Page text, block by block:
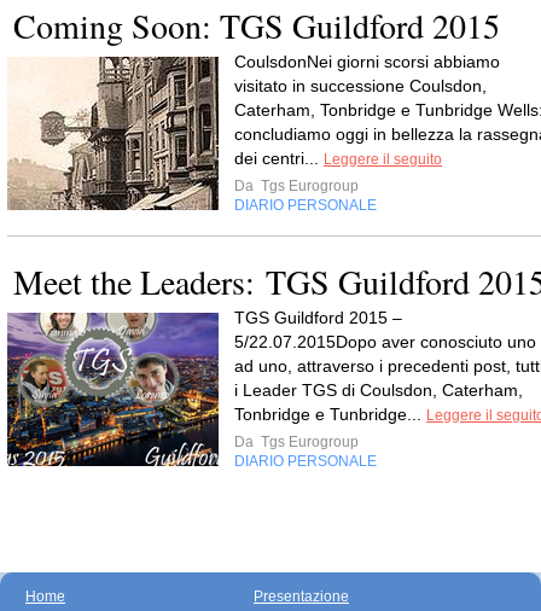
Coming Soon: TGS Guildford 2015
CoulsdonNei giorni scorsi abbiamo
visitato in successione Coulsdon,
Caterham, Tonbridge e Tunbridge
concludiamo oggi in bellezza la
dei centri...
Leggere il seguito
Da Tgs Eurogroup
DIARIO PERSONALE
Meet the Leaders: TGS Guildford
TGS Guildford 2015 –
5/22.07.2015Dopo aver conosciuto uno
ad uno, attraverso i precedenti post,
i Leader TGS di Coulsdon, Caterham,
Tonbridge e Tunbridge...
Leggere il
Da Tgs Eurogroup
DIARIO PERSONALE
Home
Presentazione